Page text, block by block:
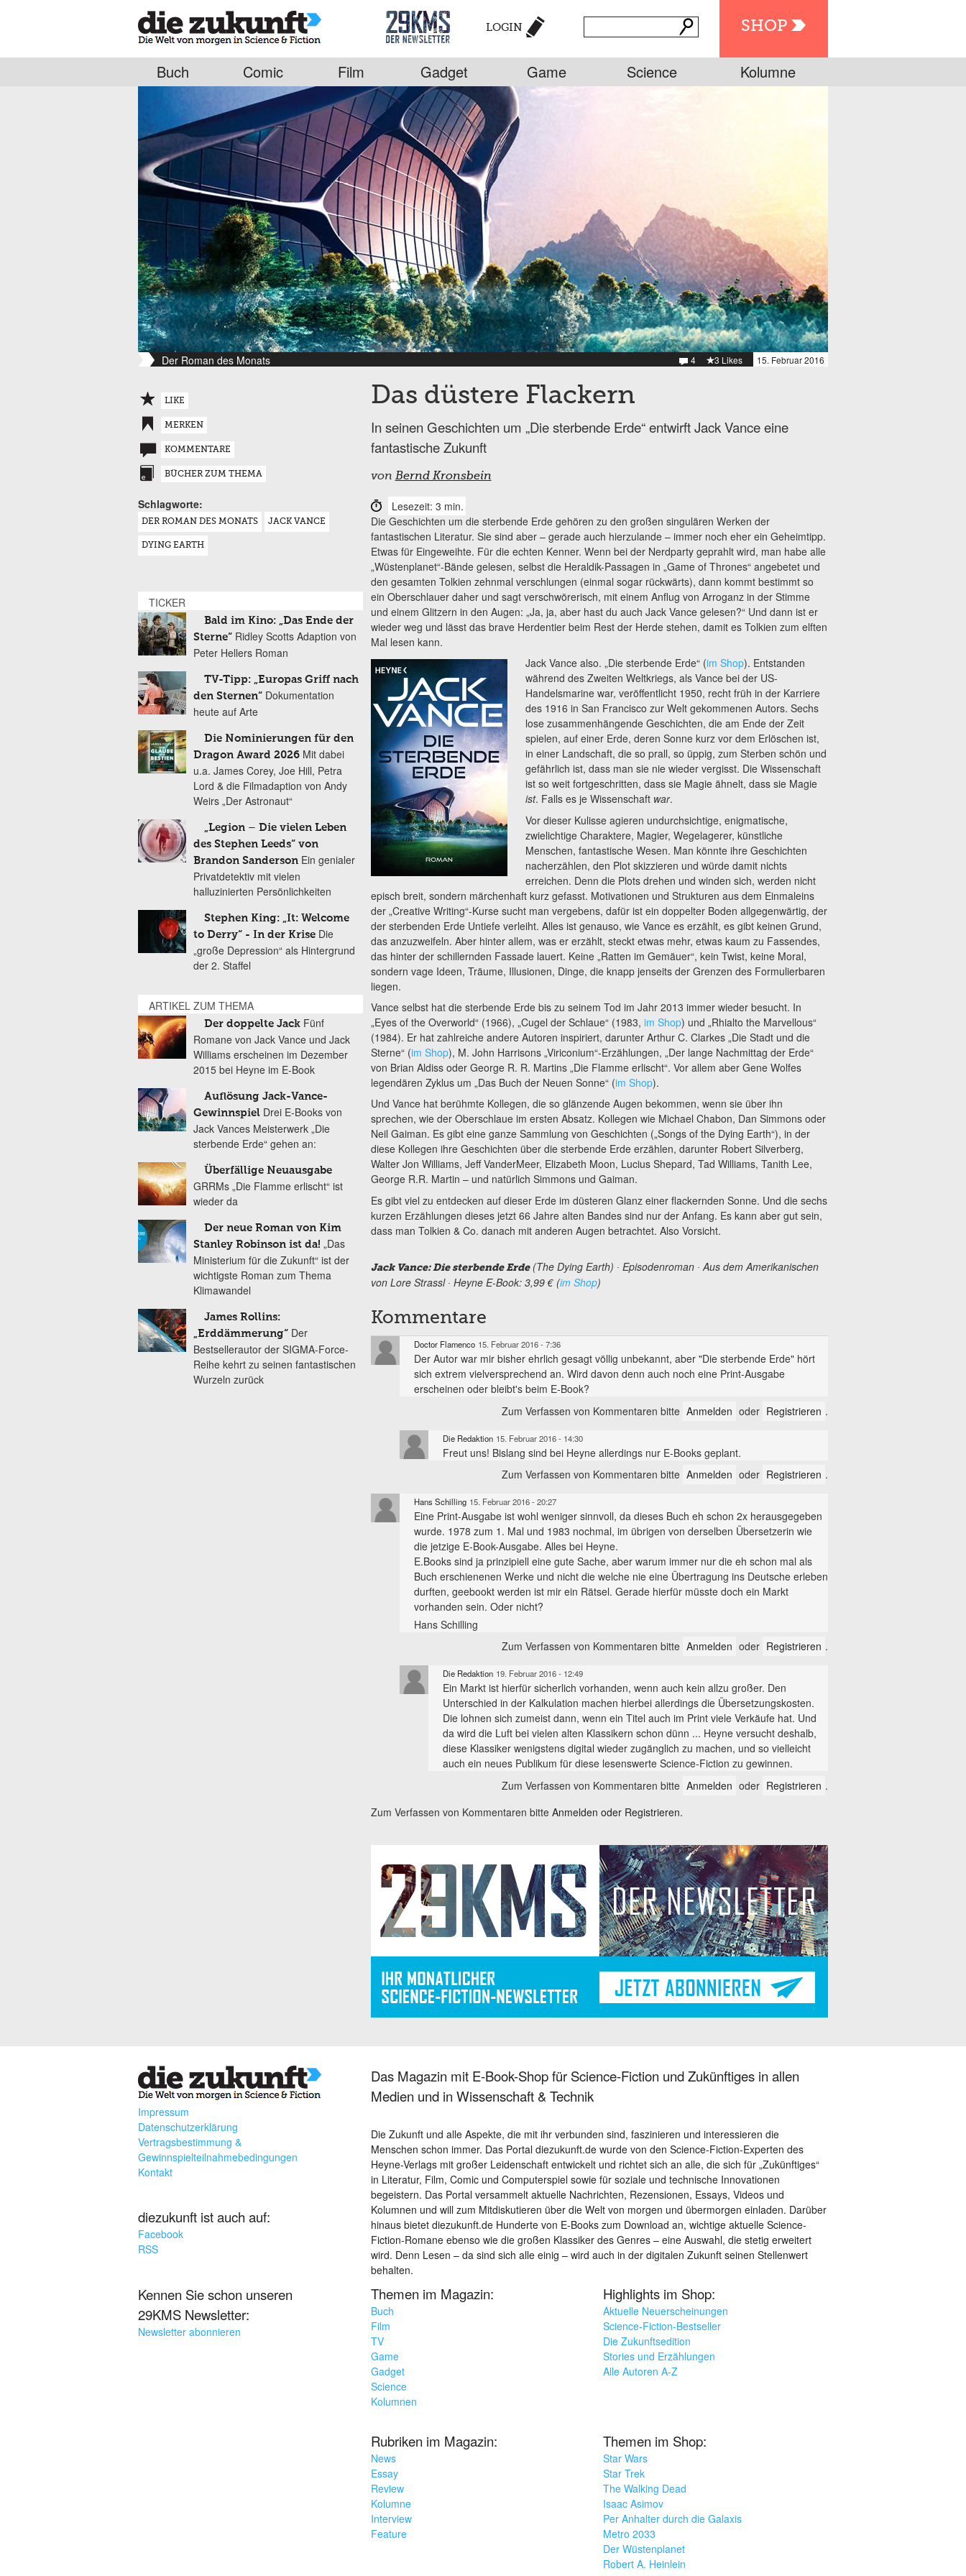
SHOP
LOGIN
Buch Comic Film Gadget Game Science Kolumne
Der Roman des Monats 15. Februar 2016
3 Likes
4
Das düstere Flackern
In seinen Geschichten um „Die sterbende Erde“ entwirft Jack Vance eine
fantastische Zukunft
von Bernd Kronsbein
Lesezeit: 3 min.
Die Geschichten um die sterbende Erde gehören zu den großen singulären Werken der
fantastischen Literatur. Sie sind aber – gerade auch hierzulande – immer noch eher ein Geheimtipp.
Etwas für Eingeweihte. Für die echten Kenner. Wenn bei der Nerdparty geprahlt wird, man habe alle
„Wüstenplanet“-Bände gelesen, selbst die Heraldik-Passagen in „Game of Thrones“ angebetet und
den gesamten Tolkien zehnmal verschlungen (einmal sogar rückwärts), dann kommt bestimmt so
ein Oberschlauer daher und sagt verschwörerisch, mit einem Anflug von Arroganz in der Stimme
und einem Glitzern in den Augen: „Ja, ja, aber hast du auch Jack Vance gelesen?“ Und dann ist er
wieder weg und lässt das brave Herdentier beim Rest der Herde stehen, damit es Tolkien zum elften
Mal lesen kann.
Jack Vance also. „Die sterbende Erde“ (im Shop). Entstanden
während des Zweiten Weltkriegs, als Vance bei der US-
Handelsmarine war, veröffentlicht 1950, recht früh in der Karriere
des 1916 in San Francisco zur Welt gekommenen Autors. Sechs
lose zusammenhängende Geschichten, die am Ende der Zeit
spielen, auf einer Erde, deren Sonne kurz vor dem Erlöschen ist,
in einer Landschaft, die so prall, so üppig, zum Sterben schön und
gefährlich ist, dass man sie nie wieder vergisst. Die Wissenschaft
ist so weit fortgeschritten, dass sie Magie ähnelt, dass sie Magie
ist. Falls es je Wissenschaft war.
Vor dieser Kulisse agieren undurchsichtige, enigmatische,
zwielichtige Charaktere, Magier, Wegelagerer, künstliche
Menschen, fantastische Wesen. Man könnte ihre Geschichten
nacherzählen, den Plot skizzieren und würde damit nichts
erreichen. Denn die Plots drehen und winden sich, werden nicht
episch breit, sondern märchenhaft kurz gefasst. Motivationen und Strukturen aus dem Einmaleins
der „Creative Writing“-Kurse sucht man vergebens, dafür ist ein doppelter Boden allgegenwärtig, der
der sterbenden Erde Untiefe verleiht. Alles ist genauso, wie Vance es erzählt, es gibt keinen Grund,
das anzuzweifeln. Aber hinter allem, was er erzählt, steckt etwas mehr, etwas kaum zu Fassendes,
das hinter der schillernden Fassade lauert. Keine „Ratten im Gemäuer“, kein Twist, keine Moral,
sondern vage Ideen, Träume, Illusionen, Dinge, die knapp jenseits der Grenzen des Formulierbaren
liegen.
Vance selbst hat die sterbende Erde bis zu seinem Tod im Jahr 2013 immer wieder besucht. In
„Eyes of the Overworld“ (1966), „Cugel der Schlaue“ (1983, im Shop) und „Rhialto the Marvellous“
(1984). Er hat zahlreiche andere Autoren inspiriert, darunter Arthur C. Clarkes „Die Stadt und die
Sterne“ (im Shop), M. John Harrisons „Viriconium“-Erzählungen, „Der lange Nachmittag der Erde“
von Brian Aldiss oder George R. R. Martins „Die Flamme erlischt“. Vor allem aber Gene Wolfes
legendären Zyklus um „Das Buch der Neuen Sonne“ (im Shop).
Und Vance hat berühmte Kollegen, die so glänzende Augen bekommen, wenn sie über ihn
sprechen, wie der Oberschlaue im ersten Absatz. Kollegen wie Michael Chabon, Dan Simmons oder
Neil Gaiman. Es gibt eine ganze Sammlung von Geschichten („Songs of the Dying Earth“), in der
diese Kollegen ihre Geschichten über die sterbende Erde erzählen, darunter Robert Silverberg,
Walter Jon Williams, Jeff VanderMeer, Elizabeth Moon, Lucius Shepard, Tad Williams, Tanith Lee,
George R.R. Martin – und natürlich Simmons und Gaiman.
Es gibt viel zu entdecken auf dieser Erde im düsteren Glanz einer flackernden Sonne. Und die sechs
kurzen Erzählungen dieses jetzt 66 Jahre alten Bandes sind nur der Anfang. Es kann aber gut sein,
dass man Tolkien & Co. danach mit anderen Augen betrachtet. Also Vorsicht.
Jack Vance: Die sterbende Erde(The Dying Earth) ∙ Episodenroman ∙ Aus dem Amerikanischen
von Lore Strassl ∙ Heyne E-Book: 3,99 € (im Shop)
Kommentare
Doctor Flamenco 15. Februar 2016 - 7:36
Der Autor war mir bisher ehrlich gesagt völlig unbekannt, aber "Die sterbende Erde" hört
sich extrem vielversprechend an. Wird davon denn auch noch eine Print-Ausgabe
erscheinen oder bleibt's beim E-Book?
Zum Verfassen von Kommentaren bitte Anmelden oder Registrieren .
Die Redaktion 15. Februar 2016 - 14:30
Freut uns! Bislang sind bei Heyne allerdings nur E-Books geplant.
Zum Verfassen von Kommentaren bitte Anmelden oder Registrieren .
Hans Schilling 15. Februar 2016 - 20:27
Eine Print-Ausgabe ist wohl weniger sinnvoll, da dieses Buch eh schon 2x herausgegeben
wurde. 1978 zum 1. Mal und 1983 nochmal, im übrigen von derselben Übersetzerin wie
die jetzige E-Book-Ausgabe. Alles bei Heyne.
E.Books sind ja prinzipiell eine gute Sache, aber warum immer nur die eh schon mal als
Buch erschienenen Werke und nicht die welche nie eine Übertragung ins Deutsche erleben
durften, geebookt werden ist mir ein Rätsel. Gerade hierfür müsste doch ein Markt
vorhanden sein. Oder nicht?
Hans Schilling
Zum Verfassen von Kommentaren bitte Anmelden oder Registrieren .
Die Redaktion 19. Februar 2016 - 12:49
Ein Markt ist hierfür sicherlich vorhanden, wenn auch kein allzu großer. Den
Unterschied in der Kalkulation machen hierbei allerdings die Übersetzungskosten.
Die lohnen sich zumeist dann, wenn ein Titel auch im Print viele Verkäufe hat. Und
da wird die Luft bei vielen alten Klassikern schon dünn ... Heyne versucht deshalb,
diese Klassiker wenigstens digital wieder zugänglich zu machen, und so vielleicht
auch ein neues Publikum für diese lesenswerte Science-Fiction zu gewinnen.
Zum Verfassen von Kommentaren bitte Anmelden oder Registrieren .
Zum Verfassen von Kommentaren bitte Anmelden oder Registrieren.
LIKE
MERKEN
KOMMENTARE
BÜCHER ZUM THEMA
Schlagworte:
DER ROMAN DES MONATS JACK VANCE
DYING EARTH
TICKER
Bald im Kino: „Das Ende der
Sterne“ Ridley Scotts Adaption von
Peter Hellers Roman
TV-Tipp: „Europas Griff nach
den Sternen“ Dokumentation
heute auf Arte
Die Nominierungen für den
Dragon Award 2026 Mit dabei
u.a. James Corey, Joe Hill, Petra
Lord & die Filmadaption von Andy
Weirs „Der Astronaut“
„Legion – Die vielen Leben
des Stephen Leeds“ von
Brandon Sanderson Ein genialer
Privatdetektiv mit vielen
halluzinierten Persönlichkeiten
Stephen King: „It: Welcome
to Derry“ - In der Krise Die
„große Depression“ als Hintergrund
der 2. Staffel
ARTIKEL ZUM THEMA
Der doppelte Jack Fünf
Romane von Jack Vance und Jack
Williams erscheinen im Dezember
2015 bei Heyne im E-Book
Auflösung Jack-Vance-
Gewinnspiel Drei E-Books von
Jack Vances Meisterwerk „Die
sterbende Erde“ gehen an:
Überfällige Neuausgabe
GRRMs „Die Flamme erlischt“ ist
wieder da
Der neue Roman von Kim
Stanley Robinson ist da! „Das
Ministerium für die Zukunft“ ist der
wichtigste Roman zum Thema
Klimawandel
James Rollins:
„Erddämmerung“ Der
Bestsellerautor der SIGMA-Force-
Reihe kehrt zu seinen fantastischen
Wurzeln zurück
Impressum
Datenschutzerklärung
Vertragsbestimmung &
Gewinnspielteilnahmebedingungen
Kontakt
diezukunft ist auch auf:
Facebook
RSS
Kennen Sie schon unseren
29KMS Newsletter:
Newsletter abonnieren
Das Magazin mit E-Book-Shop für Science-Fiction und Zukünftiges in allen
Medien und in Wissenschaft & Technik
Die Zukunft und alle Aspekte, die mit ihr verbunden sind, faszinieren und interessieren die
Menschen schon immer. Das Portal diezukunft.de wurde von den Science-Fiction-Experten des
Heyne-Verlags mit großer Leidenschaft entwickelt und richtet sich an alle, die sich für „Zukünftiges“
in Literatur, Film, Comic und Computerspiel sowie für soziale und technische Innovationen
begeistern. Das Portal versammelt aktuelle Nachrichten, Rezensionen, Essays, Videos und
Kolumnen und will zum Mitdiskutieren über die Welt von morgen und übermorgen einladen. Darüber
hinaus bietet diezukunft.de Hunderte von E-Books zum Download an, wichtige aktuelle Science-
Fiction-Romane ebenso wie die großen Klassiker des Genres – eine Auswahl, die stetig erweitert
wird. Denn Lesen – da sind sich alle einig – wird auch in der digitalen Zukunft seinen Stellenwert
behalten.
Themen im Magazin:
Buch
Film
TV
Game
Gadget
Science
Kolumnen
Highlights im Shop:
Aktuelle Neuerscheinungen
Science-Fiction-Bestseller
Die Zukunftsedition
Stories und Erzählungen
Alle Autoren A-Z
Rubriken im Magazin:
News
Essay
Review
Kolumne
Interview
Feature
Themen im Shop:
Star Wars
Star Trek
The Walking Dead
Isaac Asimov
Per Anhalter durch die Galaxis
Metro 2033
Der Wüstenplanet
Robert A. Heinlein